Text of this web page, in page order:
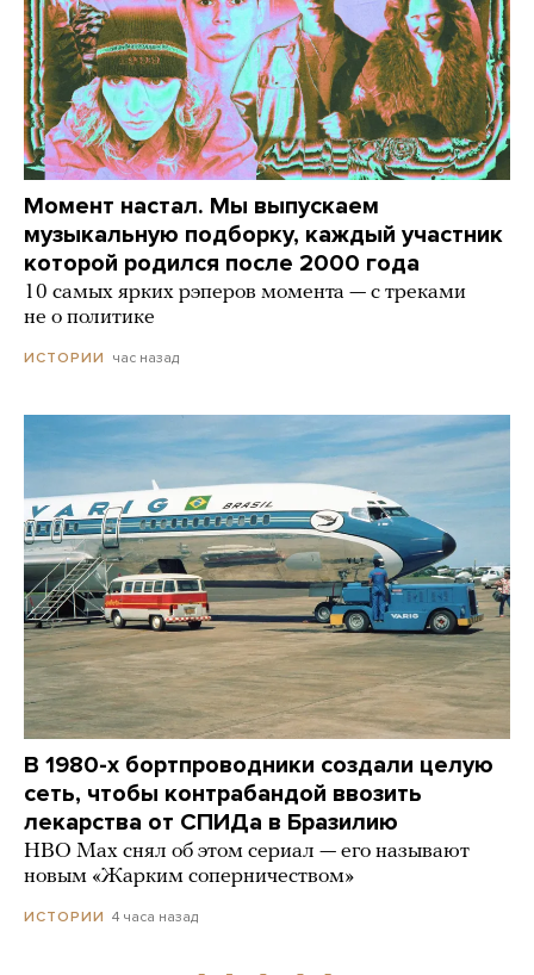
Момент настал. Мы выпускаем
музыкальную подборку, каждый участник
которой родился после 2000 года
10 самых ярких рэперов момента — с треками
не о политике
ИСТОРИИ час назад
В 1980-х бортпроводники создали целую
сеть, чтобы контрабандой ввозить
лекарства от СПИДа в Бразилию
HBO Max снял об этом сериал — его называют
новым «Жарким соперничеством»
ИСТОРИИ 4 часа назад